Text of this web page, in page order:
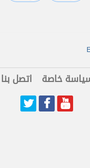
خاصة اتصل بنا